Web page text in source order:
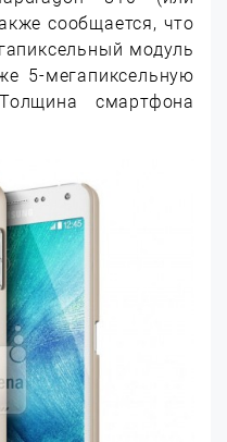
сообщается, что
модуль
5-мегапиксельную
смартфона